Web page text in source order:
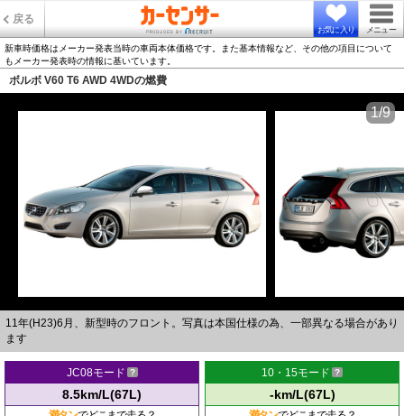
戻る
お気に入り メニュー
新車時価格はメーカー発表当時の車両本体価格です。また基本情報など、その他の項目について
もメーカー発表時の情報に基いています。
ボルボ V60 T6 AWD 4WDの燃費
11年(H23)6月、新型時のフロント。写真は本国仕様の為、一部異なる場合があり
ます
1/9
JC08モード
8.5km/L(67L)
10・15モード
-km/L(67L)